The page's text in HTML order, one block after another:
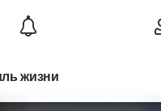
жизни